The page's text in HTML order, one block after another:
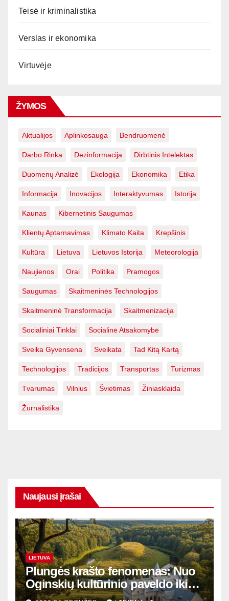
Teisė ir kriminalistika
Verslas ir ekonomika
Virtuvėje
ŽYMOS
Aktualijos Aplinkosauga Bendruomenė
Darbo Rinka Dezinformacija Dirbtinis Intelektas
Duomenų Analizė Ekologija Ekonomika Etika
Informacija Inovacijos Interaktyvumas Istorija
Kaunas Kibernetinis Saugumas
Klientų Aptarnavimas Klimato Kaita Krepšinis
Kultūra Lietuva Lietuvos Istorija Meteorologija
Naujienos Orai Politika Pramogos
Saugumas Skaitmeninės Technologijos
Skaitmeninė Transformacija Skaitmenizacija
Socialiniai Tinklai Socialinė Atsakomybė
Sveika Gyvensena Sveikata Tad Kitą Kartą
Technologijos Tradicijos Transportas Turizmas
Tvarumas Vilnius Švietimas Žiniasklaida
Žurnalistika
Naujausi įrašai
LIETUVA
Plungės krašto fenomenas: Nuo
Oginskių kultūrinio paveldo iki
Žemaitijos gamtos perlų